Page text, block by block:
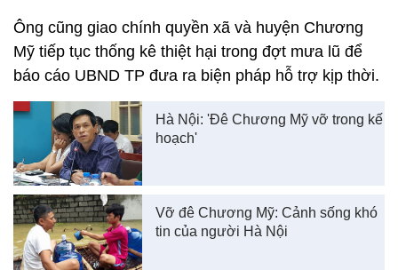
Ông cũng giao chính quyền xã và huyện Chương
Mỹ tiếp tục thống kê thiệt hại trong đợt mưa lũ để
báo cáo UBND TP đưa ra biện pháp hỗ trợ kịp thời.
Hà Nội: 'Đê Chương Mỹ vỡ trong kế
hoạch'
Vỡ đê Chương Mỹ: Cảnh sống khó
tin của người Hà Nội